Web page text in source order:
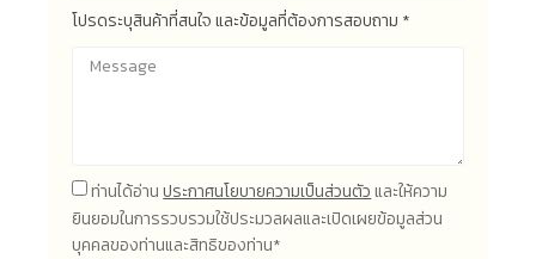
โปรดระบุสินค้าที่สนใจ และข้อมูลที่ต้องการสอบถาม *
ท่านได้อ่านประกาศนโยบายความเป็นส่วนตัวและให้ความ
ยินยอมในการรวบรวมใช้ประมวลผลและเปิดเผยข้อมูลส่วน
บุคคลของท่านและสิทธิของท่าน*